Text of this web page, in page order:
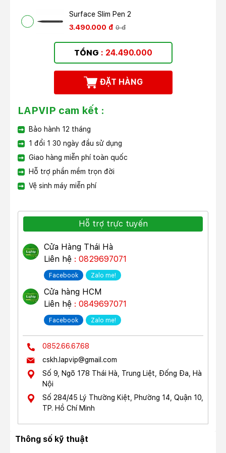
Surface Slim Pen 2
3.490.000 đ 0 đ
TỔNG : 24.490.000
ĐẶT HÀNG
LAPVIP cam kết :
Bảo hành 12 tháng
1 đổi 1 30 ngày đầu sử dụng
Giao hàng miễn phí toàn quốc
Hỗ trợ phần mềm trọn đời
Vệ sinh máy miễn phí
Hỗ trợ trực tuyến
Cửa Hàng Thái Hà
Liên hệ : 0829697071
Facebook Zalo me!
Cửa hàng HCM
Liên hệ : 0849697071
Facebook Zalo me!
0852.66.67.68
cskh.lapvip@gmail.com
Số 9, Ngõ 178 Thái Hà, Trung Liệt, Đống Đa, Hà
Nội
Số 284/45 Lý Thường Kiệt, Phường 14, Quận 10,
TP. Hồ Chí Minh
Thông số kỹ thuật